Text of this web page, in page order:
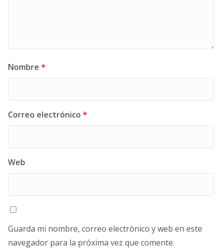
Nombre *
Correo electrónico *
Web
Guarda mi nombre, correo electrónico y web en este
navegador para la próxima vez que comente.